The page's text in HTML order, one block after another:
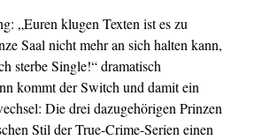
„Euren klugen Texten ist es zu
Saal nicht mehr an sich halten kann,
sterbe Single!“ dramatisch
kommt der Switch und damit ein
Die drei dazugehörigen Prinzen
Stil der True-Crime-Serien einen